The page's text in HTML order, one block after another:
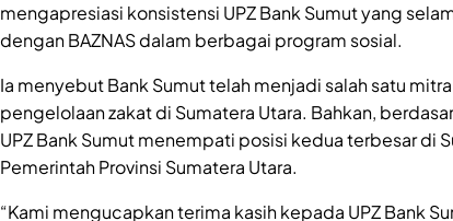
mengapresiasi konsistensi UPZ Bank Sumut yang
dengan BAZNAS dalam berbagai program sosial.
Ia menyebut Bank Sumut telah menjadi salah satu
pengelolaan zakat di Sumatera Utara. Bahkan,
UPZ Bank Sumut menempati posisi kedua terbesar di
Pemerintah Provinsi Sumatera Utara.
“Kami mengucapkan terima kasih kepada UPZ Bank